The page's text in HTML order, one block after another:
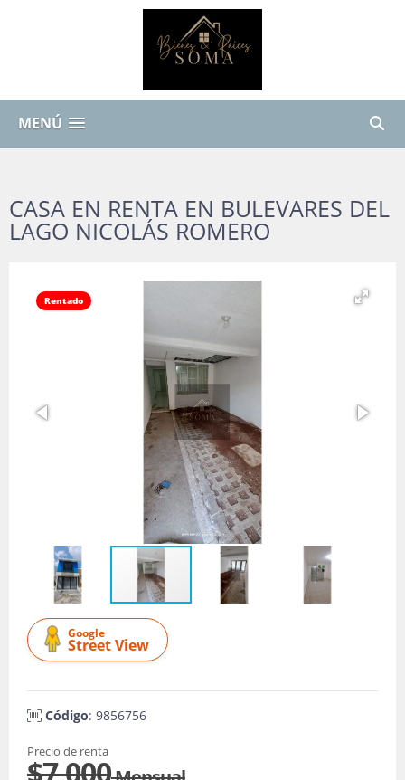
MENÚ
CASA EN RENTA EN BULEVARES DEL
LAGO NICOLÁS ROMERO
Rentado
Google
Street View
Código: 9856756
Precio de renta